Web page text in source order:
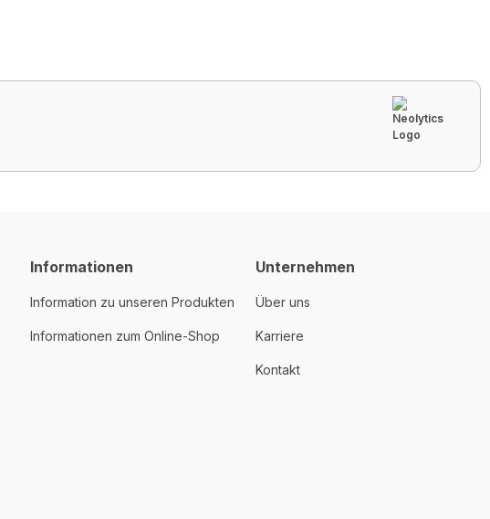
Informationen
Information zu unseren Produkten
Informationen zum Online-Shop
Unternehmen
Über uns
Karriere
Kontakt